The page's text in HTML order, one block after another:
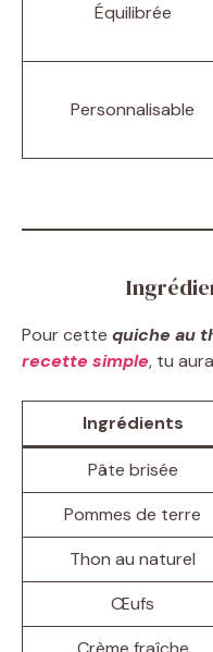
Équilibrée
Personnalisable
Pour cette quiche au
recette simple, tu
Ingrédients
Pâte brisée
Pommes de terre
Thon au naturel
Œufs